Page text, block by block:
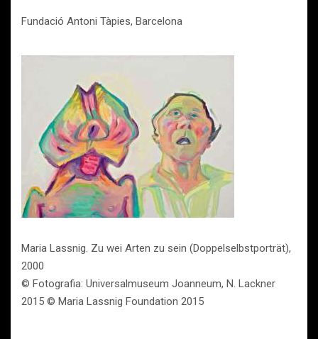
Fundació Antoni Tàpies, Barcelona
Maria Lassnig. Zu wei Arten zu sein (Doppelselbstporträt),
2000
© Fotografia: Universalmuseum Joanneum, N. Lackner
2015 © Maria Lassnig Foundation 2015